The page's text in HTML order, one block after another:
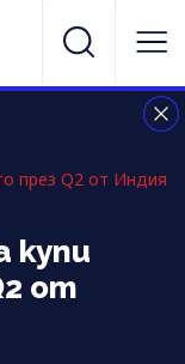
през Q2 от Индия
купи
от